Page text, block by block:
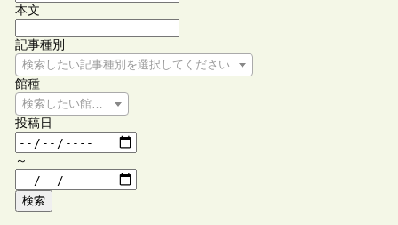
本文
記事種別
検索したい記事種別を選択してください
館種
検索したい館種を選択してください
投稿日
～
検索